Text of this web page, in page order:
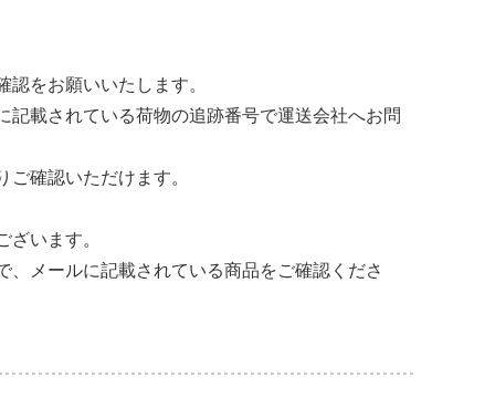
をお願いいたします。
載されている荷物の追跡番号で運送会社へお問
確認いただけます。
います。
メールに記載されている商品をご確認くださ